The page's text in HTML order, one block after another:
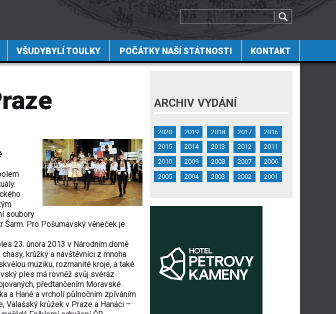
VŠUDYBYLÍ TOULKY POČÁTKY NAŠÍ STÁTNOSTI KONTAKT
soubory
Šarm. Pro Pošumavský věneček je
23. února 2013 v Národním domě
krúžky a návštěvníci z mnoha
muziku, rozmanité kroje, a také
ples má rovněž svůj svéráz
předtančením Moravské
a Hané a vrcholí půlnočním zpíváním
Valašský krůžek v Praze a Hanáci –
ARCHIV VYDÁNÍ
2020 2019 2018 2017
2016
2015
2014 2013 2012
2011
2010
2009 2008 2007
2006
2005
2004 2003 2002 2001